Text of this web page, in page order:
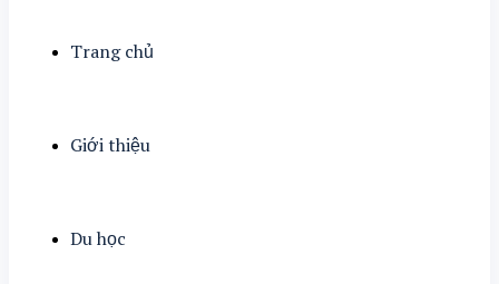
Trang chủ
Giới thiệu
Du học